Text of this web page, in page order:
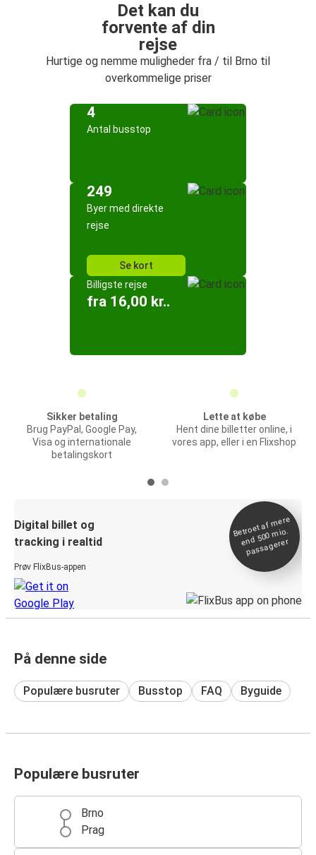
Det kan du
forvente af din
rejse
Hurtige og nemme muligheder fra / til Brno til
overkommelige priser
4
Antal busstop
249
Byer med direkte
rejse
Se kort
Billigste rejse
fra 16,00 kr..
Sikker betaling
Brug PayPal, Google Pay,
Visa og internationale
betalingskort
Lette at købe
Hent dine billetter online, i
vores app, eller i en Flixshop
Digital billet og
tracking i realtid
Prøv FlixBus-appen
Betroet af
mere
end 500
mio.
passagerer
På denne side
Populære busruter Busstop FAQ Byguide
Populære busruter
Brno
Prag